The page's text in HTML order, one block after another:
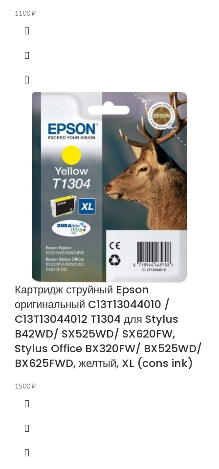
1100₽
Картридж струйный Epson
оригинальный C13T13044010 /
C13T13044012 T1304 для Stylus
B42WD/ SX525WD/ SX620FW,
Stylus Office BX320FW/ BX525WD/
BX625FWD, желтый, XL (cons ink)
1500₽